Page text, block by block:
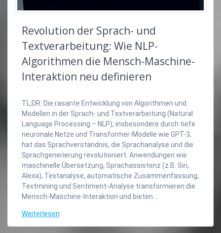
Revolution der Sprach- und
Textverarbeitung: Wie NLP-
Algorithmen die Mensch-Maschine-
Interaktion neu definieren
TL;DR: Die rasante Entwicklung von Algorithmen und
Modellen in der Sprach- und Textverarbeitung (Natural
Language Processing – NLP), insbesondere durch tiefe
neuronale Netze und Transformer-Modelle wie GPT-3,
hat das Sprachverständnis, die Sprachanalyse und die
Sprachgenerierung revolutioniert. Anwendungen wie
maschinelle Übersetzung, Sprachassistenz (z.B. Siri,
Alexa), Textanalyse, automatische Zusammenfassung,
Textmining und Sentiment-Analyse transformieren die
Mensch-Maschine-Interaktion und bieten…
Weiterlesen